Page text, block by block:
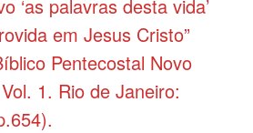
‘as palavras desta vida’
em Jesus Cristo”
Pentecostal Novo
1. Rio de Janeiro: